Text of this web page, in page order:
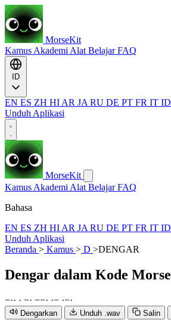
MorseKit
Kamus Akademi Alat BelajarFAQ
EN ES ZH HI AR JA RU DE PT FR IT ID
Unduh Aplikasi
MorseKit
Kamus Akademi Alat BelajarFAQ
Bahasa
EN ES ZH HI AR JA RU DE PT FR IT ID
Unduh Aplikasi
Beranda > Kamus > D >DENGAR
Dengar dalam Kode Morse
−·· · −· −−· ·− ·−·
Dengarkan Unduh .wav Salin